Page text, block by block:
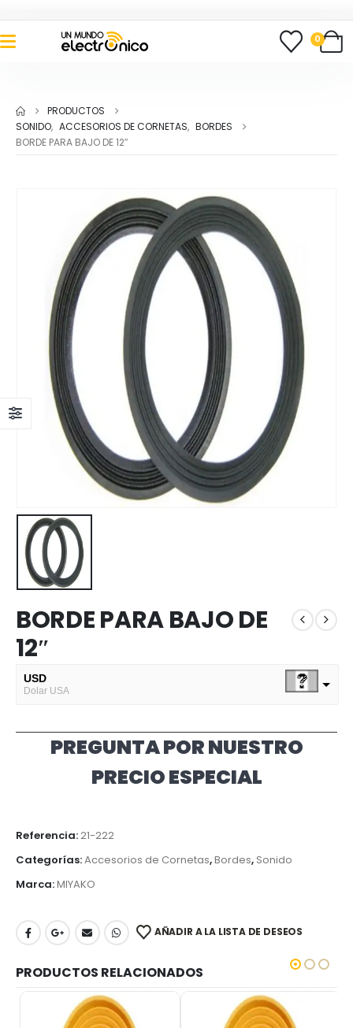
0
PRODUCTOS
SONIDO, ACCESORIOS DE CORNETAS, BORDES
BORDE PARA BAJO DE 12″
BORDE PARA BAJO DE
12″
USD
Dolar USA
Bolívares VE
PREGUNTA POR NUESTRO
PRECIO ESPECIAL
Referencia:21-222
Categorías:Accesorios de Cornetas,Bordes, Sonido
Marca:MIYAKO
AÑADIR A LA LISTA DE DESEOS
PRODUCTOS RELACIONADOS